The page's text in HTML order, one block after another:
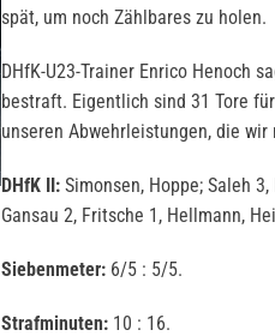
spät, um noch Zählbares zu holen.
DHfK-U23-Trainer Enrico Henoch
bestraft. Eigentlich sind 31 Tore
unseren Abwehrleistungen, die
DHfK II: Simonsen, Hoppe; Saleh
Gansau 2, Fritsche 1, Hellmann,
Siebenmeter: 6/5 : 5/5.
Strafminuten: 10 : 16.